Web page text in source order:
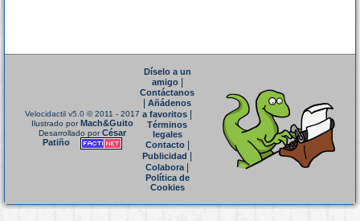
Velocidactil v5.0 © 2011 - 2017
Ilustrado porMach&Guito
Desarrollado porCésar
Patiño
Díselo a un
amigo|
Contáctanos
Añádenos
a favoritos
Términos
legales
Contacto|
Publicidad
Colabora|
Política de
Cookies